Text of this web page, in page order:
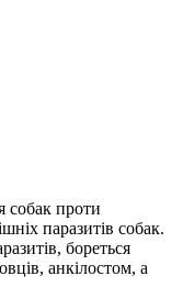
собак проти
паразитів собак.
бореться
анкілостом, а